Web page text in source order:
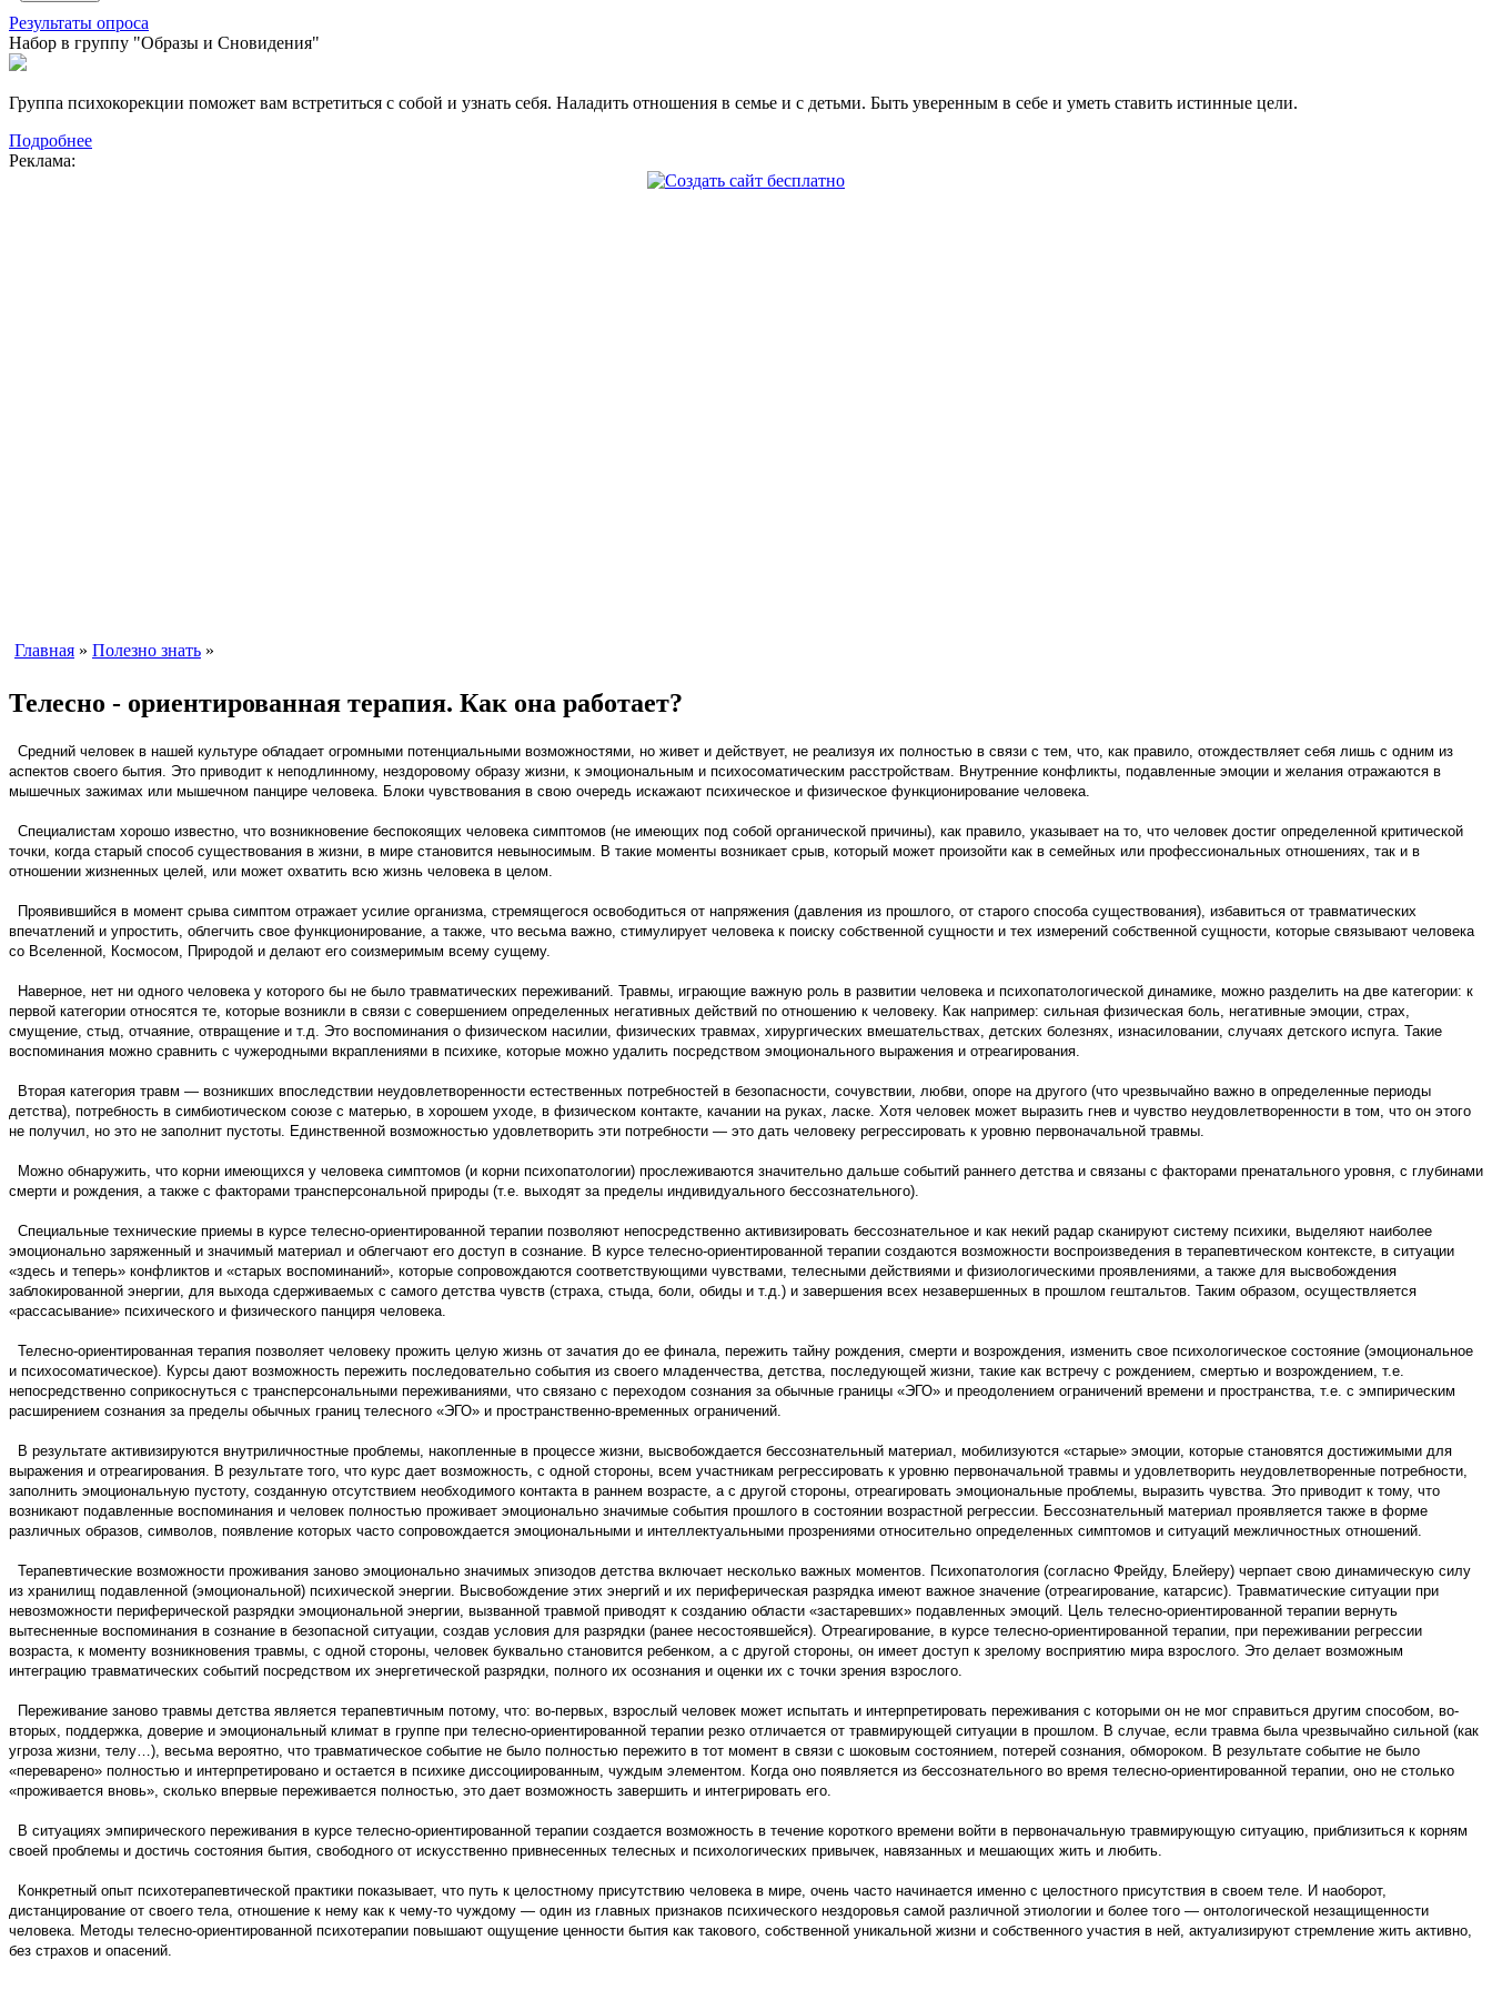
Результаты опроса
Набор в группу "Образы и Сновидения"
Группа психокорекции поможет вам встретиться с собой и узнать себя. Наладить отношения в семье и с детьми. Быть уверенным в себе и уметь ставить истинные цели.
Подробнее
Реклама:
Главная » Полезно знать »
Телесно - ориентированная терапия. Как она работает?
Средний человек в нашей культуре обладает огромными потенциальными возможностями, но живет и действует, не реализуя их полностью в связи с тем, что, как правило, отождествляет себя лишь с одним из
аспектов своего бытия. Это приводит к неподлинному, нездоровому образу жизни, к эмоциональным и психосоматическим расстройствам.
Внутренние конфликты, подавленные эмоции и желания отражаются в
мышечных зажимах или мышечном панцире человека. Блоки чувствования в свою очередь искажают психическое и физическое функционирование человека.
Специалистам хорошо известно, что возникновение беспокоящих человека симптомов (не имеющих под собой органической причины), как правило, указывает на то, что человек достиг определенной критической
точки, когда старый способ существования в жизни, в мире становится невыносимым. В такие моменты возникает срыв, который может произойти как в семейных или профессиональных отношениях, так и в
отношении жизненных целей, или может охватить всю жизнь человека в целом.
Проявившийся в момент срыва симптом отражает усилие организма, стремящегося освободиться от напряжения (давления из прошлого, от старого способа существования), избавиться от травматических
впечатлений и упростить, облегчить свое функционирование, а также, что весьма важно, стимулирует человека к поиску собственной сущности и тех измерений собственной сущности, которые связывают человека
со Вселенной, Космосом, Природой и делают его соизмеримым всему сущему.
Наверное, нет ни одного человека у которого бы не было травматических переживаний. Травмы, играющие важную роль в развитии человека и психопатологической динамике, можно разделить на две категории: к
первой категории относятся те, которые возникли в связи с совершением определенных негативных действий по отношению к человеку. Как например: сильная физическая боль, негативные эмоции, страх,
смущение, стыд, отчаяние, отвращение и т.д. Это воспоминания о физическом насилии, физических травмах, хирургических вмешательствах, детских болезнях, изнасиловании, случаях детского испуга. Такие
воспоминания можно сравнить с чужеродными вкраплениями в психике, которые можно удалить посредством эмоционального выражения и отреагирования.
Вторая категория травм — возникших впоследствии неудовлетворенности естественных потребностей в безопасности, сочувствии, любви, опоре на другого (что чрезвычайно важно в определенные периоды
детства), потребность в симбиотическом союзе с матерью, в хорошем уходе, в физическом контакте, качании на руках, ласке. Хотя человек может выразить гнев и чувство неудовлетворенности в том, что он этого
не получил, но это не заполнит пустоты. Единственной возможностью удовлетворить эти потребности — это дать человеку регрессировать к уровню первоначальной травмы.
Можно обнаружить, что корни имеющихся у человека симптомов (и корни психопатологии) прослеживаются значительно дальше событий раннего детства и связаны с факторами пренатального уровня, с глубинами
смерти и рождения, а также с факторами трансперсональной природы (т.е. выходят за пределы индивидуального бессознательного).
Специальные технические приемы в курсе телесно-ориентированной терапии позволяют непосредственно активизировать бессознательное и как некий радар сканируют систему психики, выделяют наиболее
эмоционально заряженный и значимый материал и облегчают его доступ в сознание. В курсе телесно-ориентированной терапии создаются возможности воспроизведения в терапевтическом контексте, в ситуации
«здесь и теперь» конфликтов и «старых воспоминаний», которые сопровождаются соответствующими чувствами, телесными действиями и физиологическими проявлениями, а также для высвобождения
заблокированной энергии, для выхода сдерживаемых с самого детства чувств (страха, стыда, боли, обиды и т.д.) и завершения всех незавершенных в прошлом гештальтов. Таким образом, осуществляется
«рассасывание» психического и физического панциря человека.
Телесно-ориентированная терапия позволяет человеку прожить целую жизнь от зачатия до ее финала, пережить тайну рождения, смерти и возрождения, изменить свое психологическое состояние (эмоциональное
и психосоматическое). Курсы дают возможность пережить последовательно события из своего младенчества, детства, последующей жизни, такие как встречу с рождением, смертью и возрождением, т.е.
непосредственно соприкоснуться с трансперсональными переживаниями, что связано с переходом сознания за обычные границы «ЭГО» и преодолением ограничений времени и пространства, т.е. с эмпирическим
расширением сознания за пределы обычных границ телесного «ЭГО» и пространственно-временных ограничений.
В результате активизируются внутриличностные проблемы, накопленные в процессе жизни, высвобождается бессознательный материал, мобилизуются «старые» эмоции, которые становятся достижимыми для
выражения и отреагирования. В результате того, что курс дает возможность, с одной стороны, всем участникам регрессировать к уровню первоначальной травмы и удовлетворить неудовлетворенные потребности,
заполнить эмоциональную пустоту, созданную отсутствием необходимого контакта в раннем возрасте, а с другой стороны, отреагировать эмоциональные проблемы, выразить чувства. Это приводит к тому, что
возникают подавленные воспоминания и человек полностью проживает эмоционально значимые события прошлого в состоянии возрастной регрессии. Бессознательный материал проявляется также в форме
различных образов, символов, появление которых часто сопровождается эмоциональными и интеллектуальными прозрениями относительно определенных симптомов и ситуаций межличностных отношений.
Терапевтические возможности проживания заново эмоционально значимых эпизодов детства включает несколько важных моментов. Психопатология (согласно Фрейду, Блейеру) черпает свою динамическую силу
из хранилищ подавленной (эмоциональной) психической энергии. Высвобождение этих энергий и их периферическая разрядка имеют важное значение (отреагирование, катарсис). Травматические ситуации при
невозможности периферической разрядки эмоциональной энергии, вызванной травмой приводят к созданию области «застаревших» подавленных эмоций. Цель телесно-ориентированной терапии вернуть
вытесненные воспоминания в сознание в безопасной ситуации, создав условия для разрядки (ранее несостоявшейся). Отреагирование, в курсе телесно-ориентированной терапии, при переживании регрессии
возраста, к моменту возникновения травмы, с одной стороны, человек буквально становится ребенком, а с другой стороны, он имеет доступ к зрелому восприятию мира взрослого. Это делает возможным
интеграцию травматических событий посредством их энергетической разрядки, полного их осознания и оценки их с точки зрения взрослого.
Переживание заново травмы детства является терапевтичным потому, что: во-первых, взрослый человек может испытать и интерпретировать переживания с которыми он не мог справиться другим способом, во-
вторых, поддержка, доверие и эмоциональный климат в группе при телесно-ориентированной терапии резко отличается от травмирующей ситуации в прошлом. В случае, если травма была чрезвычайно сильной (как
угроза жизни, телу…), весьма вероятно, что травматическое событие не было полностью пережито в тот момент в связи с шоковым состоянием, потерей сознания, обмороком. В результате событие не было
«переварено» полностью и интерпретировано и остается в психике диссоциированным, чуждым элементом. Когда оно появляется из бессознательного во время телесно-ориентированной терапии, оно не столько
«проживается вновь», сколько впервые переживается полностью, это дает возможность завершить и интегрировать его.
В ситуациях эмпирического переживания в курсе телесно-ориентированной терапии создается возможность в течение короткого времени войти в первоначальную травмирующую ситуацию, приблизиться к корням
своей проблемы и достичь состояния бытия, свободного от искусственно привнесенных телесных и психологических привычек, навязанных и мешающих жить и любить.
Конкретный опыт психотерапевтической практики показывает, что путь к целостному присутствию человека в мире, очень часто начинается именно с целостного присутствия в своем теле. И наоборот,
дистанцирование от своего тела, отношение к нему как к чему-то чуждому — один из главных признаков психического нездоровья самой различной этиологии и более того — онтологической незащищенности
человека. Методы телесно-ориентированной психотерапии повышают ощущение ценности бытия как такового, собственной уникальной жизни и собственного участия в ней, актуализируют стремление жить активно,
без страхов и опасений.